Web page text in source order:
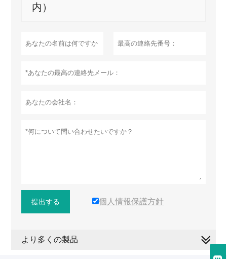
内）
提出する 個人情報保護方針
より多くの製品